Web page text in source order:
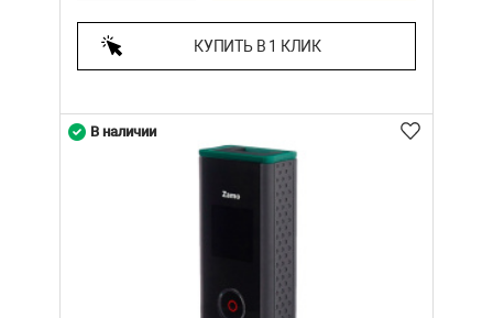
КУПИТЬ В 1 КЛИК
В наличии